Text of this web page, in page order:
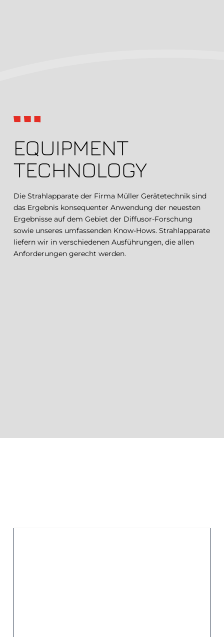
EQUIPMENT
TECHNOLOGY
Die Strahlapparate der Firma Müller Gerätetechnik sind
das Ergebnis konsequenter Anwendung der neuesten
Ergebnisse auf dem Gebiet der Diffusor-Forschung
sowie unseres umfassenden Know-Hows. Strahlapparate
liefern wir in verschiedenen Ausführungen, die allen
Anforderungen gerecht werden.